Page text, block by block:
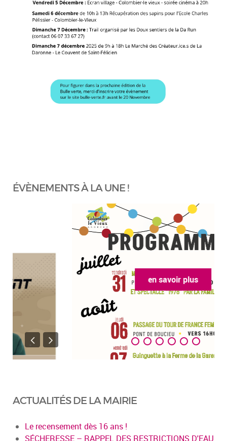
ÉVÈNEMENTS À LA UNE !
en savoir plus
ACTUALITÉS DE LA MAIRIE
Le recensement dès 16 ans !
SÉCHERESSE – RAPPEL DES RESTRICTIONS D'EAU